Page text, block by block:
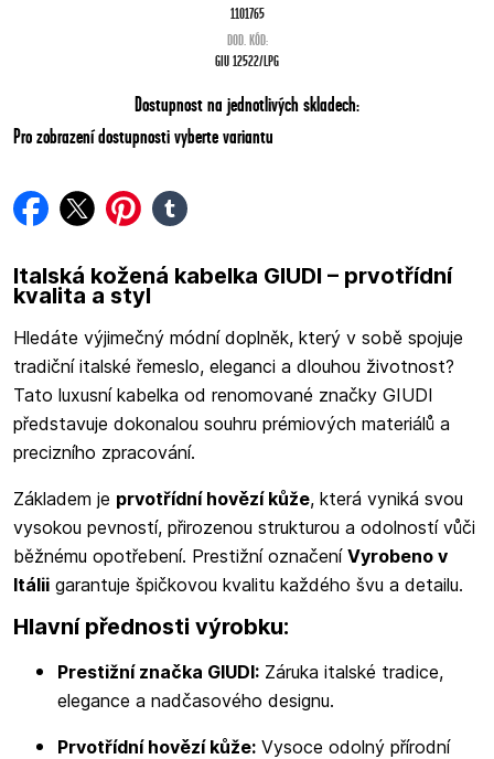
1101765
DOD. KÓD:
GIU 12522/LPG
Dostupnost na jednotlivých skladech:
Pro zobrazení dostupnosti vyberte variantu
facebook
twitterpinterest
tumblr
Italská kožená kabelka GIUDI – prvotřídní
kvalita a styl
Hledáte výjimečný módní doplněk, který v sobě spojuje
tradiční italské řemeslo, eleganci a dlouhou životnost?
Tato luxusní kabelka od renomované značky GIUDI
představuje dokonalou souhru prémiových materiálů a
precizního zpracování.
Základem je prvotřídní hovězí kůže, která vyniká svou
vysokou pevností, přirozenou strukturou a odolností vůči
běžnému opotřebení. Prestižní označení Vyrobeno v
Itálii garantuje špičkovou kvalitu každého švu a detailu.
Hlavní přednosti výrobku:
Prestižní značka GIUDI: Záruka italské tradice,
elegance a nadčasového designu.
Prvotřídní hovězí kůže: Vysoce odolný přírodní